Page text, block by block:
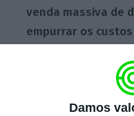
Damos
venda massiva de
empurrar os
de que os
perante a